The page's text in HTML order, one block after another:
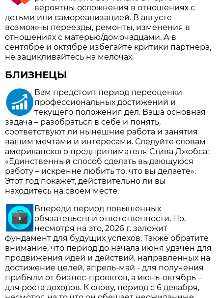
вероятны осложнения в отношениях с
детьми или самореализацией. В августе
возможны переезды, ремонты, изменения в
отношениях с матерью/домочадцами. А в
сентябре и октябре избегайте критики партнёра,
не зацикливайтесь на мелочах.
БЛИЗНЕЦЫ
Вам предстоит период переоценки
профессиональных достижений и
текущего положения дел. Ваша основная
задача – разобраться в себе и понять,
соответствуют ли нынешние работа и занятия
вашим мечтами и интересами. Следуйте словам
американского предпринимателя Стива Джобса:
«Единственный способ сделать выдающуюся
работу – искренне любить то, что вы делаете».
Этот год покажет, действительно ли вы
находитесь на своем месте.
Впереди период повышенных
обязательств и ответственности. Но,
несмотря на это, 2026 г. заложит
фундамент для будущих успехов. Также обратите
внимание, что период до начала июня удачен для
продвижения идей и действий, направленных на
достижение целей, апрель-май - для получения
прибыли от бизнес-проектов, а июнь-октябрь –
для роста доходов. К слову, период с 6 декабря,